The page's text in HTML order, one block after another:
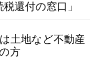
還付の窓口」
土地など不動産
方